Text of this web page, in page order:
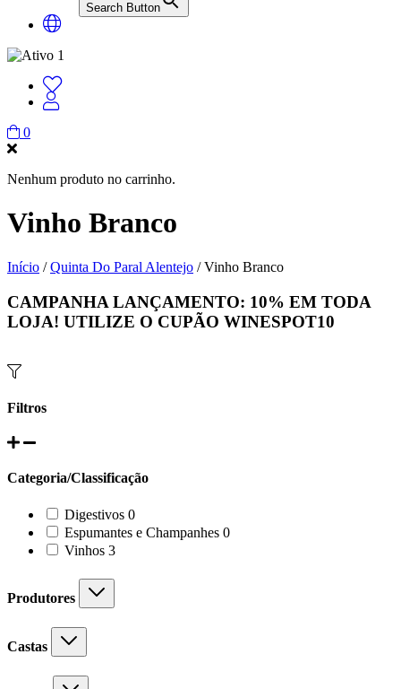
Search Button
0
Nenhum produto no carrinho.
Vinho Branco
Início /Quinta Do Paral Alentejo / Vinho Branco
CAMPANHA LANÇAMENTO: 10% EM TODA
LOJA! UTILIZE O CUPÃO WINESPOT10
Filtros
Categoria/Classificação
Digestivos 00
products
Espumantes e Champanhes 00
Vinhos 3
Produtores
Castas